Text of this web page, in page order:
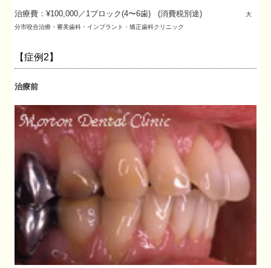
治療費：¥100,000／1ブロック(4〜6歯) (消費税別途)大
分市咬合治療・審美歯科・インプラント・矯正歯科クリニック
【症例2】
治療前